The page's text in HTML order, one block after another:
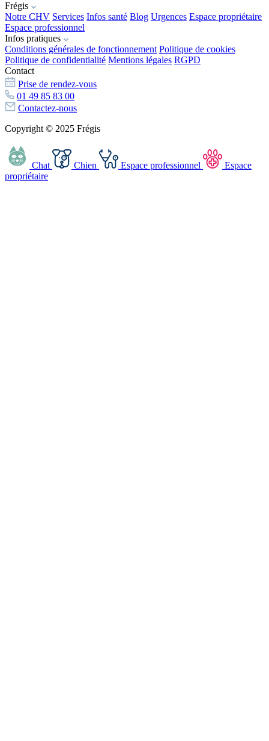
Frégis
Notre CHV Services Infos santé Blog Urgences Espace propriétaire
Espace professionnel
Infos pratiques
Conditions générales de fonctionnement Politique de cookies
Politique de confidentialité Mentions légales RGPD
Contact
Prise de rendez-vous
01 49 85 83 00
Contactez-nous
Copyright © 2025 Frégis
Chat Chien Espace professionnel
Espace
propriétaire